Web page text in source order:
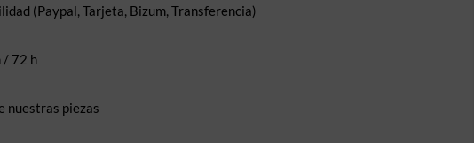
(Paypal, Tarjeta, Bizum, Transferencia)
/ 72 h
nuestras piezas